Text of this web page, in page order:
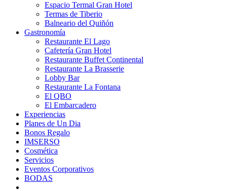
Espacio Termal Gran Hotel
Termas de Tiberio
Balneario del Quiñón
Gastronomía
Restaurante El Lago
Cafetería Gran Hotel
Restaurante Buffet Continental
Restaurante La Brasserie
Lobby Bar
Restaurante La Fontana
El QBO
El Embarcadero
Experiencias
Planes de Un Dia
Bonos Regalo
IMSERSO
Cosmética
Servicios
Eventos Corporativos
BODAS